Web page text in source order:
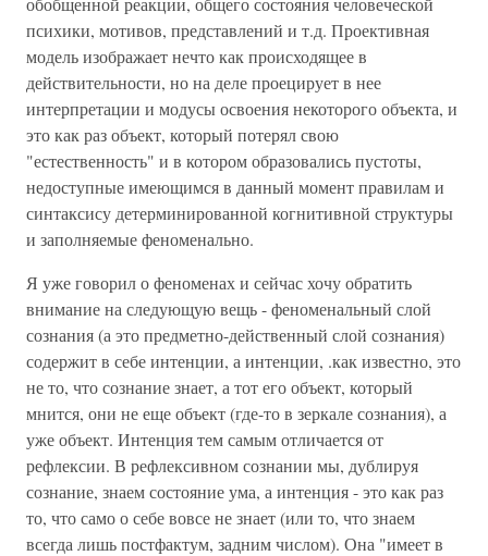
психики, мотивов, представлений и т.д. Проективная
модель изображает нечто как происходящее в
действительности, но на деле проецирует в нее
интерпретации и модусы освоения некоторого объекта, и
это как раз объект, который потерял свою
"естественность" и в котором образовались пустоты,
недоступные имеющимся в данный момент правилам и
синтаксису детерминированной когнитивной структуры
и заполняемые феноменально.
Я уже говорил о феноменах и сейчас хочу обратить
внимание на следующую вещь - феноменальный слой
сознания (а это предметно-действенный слой сознания)
содержит в себе интенции, а интенции, .как известно, это
не то, что сознание знает, а тот его объект, который
мнится, они не еще объект (где-то в зеркале сознания), а
уже объект. Интенция тем самым отличается от
рефлексии. В рефлексивном сознании мы, дублируя
сознание, знаем состояние ума, а интенция - это как раз
то, что само о себе вовсе не знает (или то, что знаем
всегда лишь постфактум, задним числом). Она "имеет в